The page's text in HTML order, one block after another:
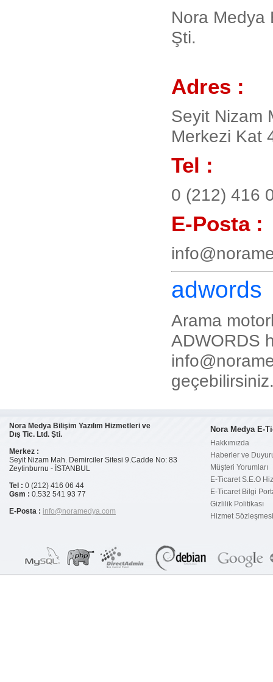
Nora Medya
Şti.
Adres :
Seyit Nizam
Merkezi Kat
Tel :
0 (212) 416
E-Posta :
adwords
Arama
ADWORDS
Nora Medya Bilişim Yazılım Hizmetleri ve
Dış Tic. Ltd. Şti.
Merkez :
Seyit Nizam Mah. Demirciler Sitesi 9.Cadde No: 83
Zeytinburnu - İSTANBUL
Tel : 0 (212) 416 06 44
Gsm : 0.532 541 93 77
E-Posta : info@noramedya.com
Nora Medya E-
Hakkımızda
Haberler ve
Müşteri Yorumları
E-Ticaret S.E.O
E-Ticaret Bilgi
Gizlilik Politikası
Hizmet Sözleşmesi